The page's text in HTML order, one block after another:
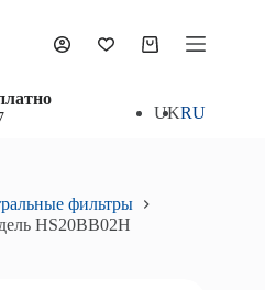
В корзинуКорзина
UKRU
фильтры
HS20BB02Н